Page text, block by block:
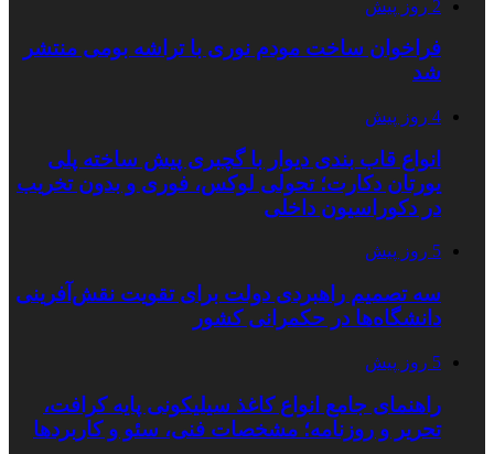
2 روز پیش
فراخوان ساخت مودم نوری با تراشه بومی منتشر
شد
4 روز پیش
انواع قاب بندی دیوار با گچبری پیش ساخته پلی
یورتان دکارت؛ تحولی لوکس، فوری و بدون تخریب
در دکوراسیون داخلی
5 روز پیش
سه تصمیم راهبردی دولت برای تقویت نقش‌آفرینی
دانشگاه‌ها در حکمرانی کشور
5 روز پیش
راهنمای جامع انواع کاغذ سیلیکونی پایه کرافت،
تحریر و روزنامه؛ مشخصات فنی، سئو و کاربردها